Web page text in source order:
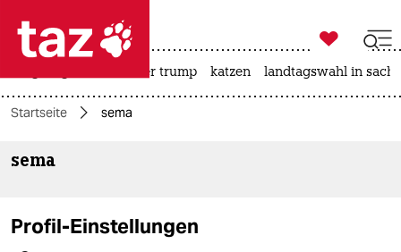

themen

taz zahl ich
usa unter trump katzen landtagswahl in
Startseite sema
sema
Profil-Einstellungen